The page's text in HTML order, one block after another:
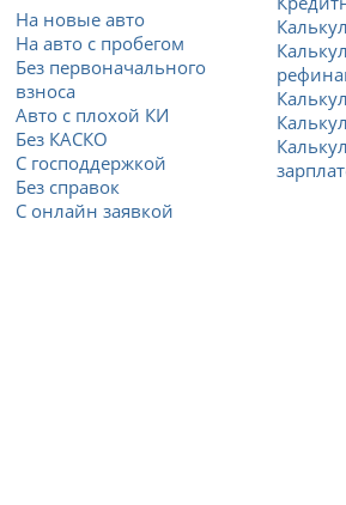
На новые авто
На авто с пробегом
Без первоначального
взноса
Авто с плохой КИ
Без КАСКО
С господдержкой
Без справок
С онлайн заявкой